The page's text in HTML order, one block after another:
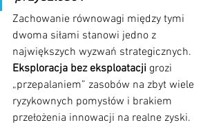
Zachowanie równowagi między tymi
dwoma siłami stanowi jedno z
największych wyzwań strategicznych.
Eksploracja bez eksploatacji grozi
„przepalaniem” zasobów na zbyt wiele
ryzykownych pomysłów i brakiem
przełożenia innowacji na realne zyski.